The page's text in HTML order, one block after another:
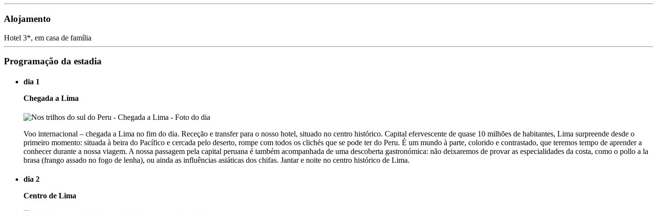
Alojamento
Hotel 3*, em casa de família
Programação da estadia
dia 1
Chegada a Lima
Voo internacional – chegada a Lima no fim do dia. Receção e transfer para o nosso hotel, situado no centro histórico. Capital efervescente de quase 10 milhões de habitantes, Lima surpreende desde o
primeiro momento: situada à beira do Pacífico e cercada pelo deserto, rompe com todos os clichés que se pode ter do Peru. É um mundo à parte, colorido e contrastado, que teremos tempo de aprender a
conhecer durante a nossa viagem. A nossa passagem pela capital peruana é também acompanhada de uma descoberta gastronómica: não deixaremos de provar as especialidades da costa, como o pollo a la
brasa (frango assado no fogo de lenha), ou ainda as influências asiáticas dos chifas. Jantar e noite no centro histórico de Lima.
dia 2
Centro de Lima